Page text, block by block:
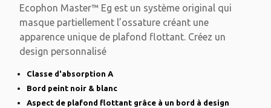
Ecophon Master™ Eg est un système original qui
masque partiellement l’ossature créant une
apparence unique de plafond flottant. Créez un
design personnalisé
Classe d'absorption A
Bord peint noir & blanc
Aspect de plafond flottant grâce à un bord à design